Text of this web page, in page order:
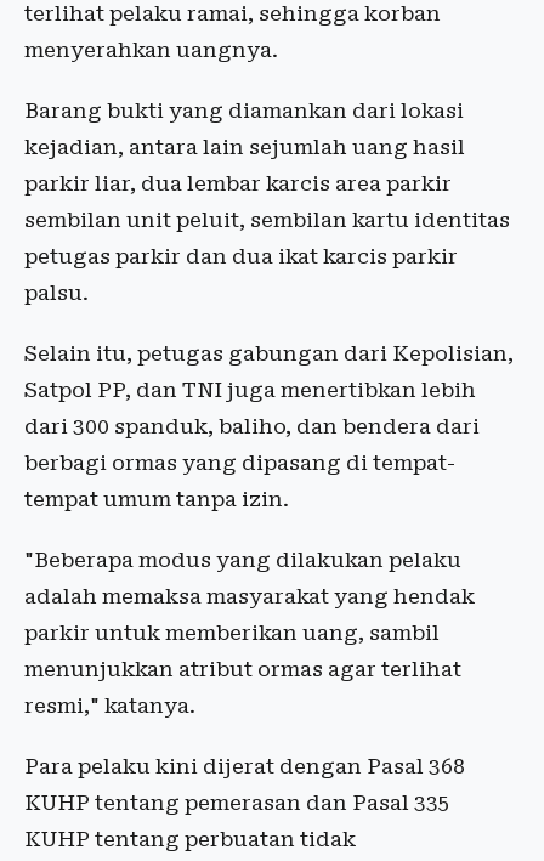
terlihat pelaku ramai, sehingga korban
menyerahkan uangnya.
Barang bukti yang diamankan dari lokasi
kejadian, antara lain sejumlah uang hasil
parkir liar, dua lembar karcis area parkir
sembilan unit peluit, sembilan kartu identitas
petugas parkir dan dua ikat karcis parkir
palsu.
Selain itu, petugas gabungan dari Kepolisian,
Satpol PP, dan TNI juga menertibkan lebih
dari 300 spanduk, baliho, dan bendera dari
berbagi ormas yang dipasang di tempat-
tempat umum tanpa izin.
"Beberapa modus yang dilakukan pelaku
adalah memaksa masyarakat yang hendak
parkir untuk memberikan uang, sambil
menunjukkan atribut ormas agar terlihat
resmi," katanya.
Para pelaku kini dijerat dengan Pasal 368
KUHP tentang pemerasan dan Pasal 335
KUHP tentang perbuatan tidak